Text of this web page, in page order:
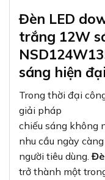
Đèn LED
trắng 12W
sáng hiện đại
Trong thời đại
giải pháp
chiếu sáng không
nhu cầu ngày
người tiêu dùng.
trở thành một